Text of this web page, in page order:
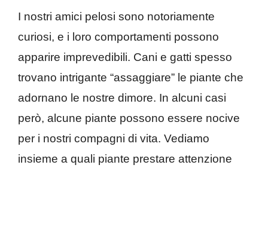
I nostri amici pelosi sono notoriamente
curiosi, e i loro comportamenti possono
apparire imprevedibili. Cani e gatti spesso
trovano intrigante “assaggiare” le piante che
adornano le nostre dimore. In alcuni casi
però, alcune piante possono essere nocive
per i nostri compagni di vita. Vediamo
insieme a quali piante prestare attenzione